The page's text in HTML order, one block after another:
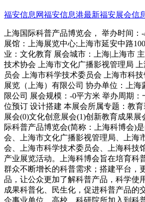
福安信息网福安信息港最新福安展会信
上海国际科普产品博览会， 举办时间：
展馆：上海展览中心;上海市延安中路
业：文化教育 展会城市：上海|上海市
技术协会 上海市文化广播影视管理局
员会 上海市科学技术委员会 上海市科
展览（上海）有限公司 协办单位：上海
限公司 展会规模：-0平方米 举办周期
位预订 设计搭建 本展会所属专题：教
展会(0)文化创意展会(1)创新教育成果展
际科普产品博览会(简称：上海科博会)
会、上海市文化广播影视管理局、上海
会、上海市科学技术委员会、上海科技
产业展览活动。上海科博会旨在培育科
群众不断增长的科普需求；搭建平台，
品，让公众更加了解科普产品，科学使
成果科普化、民生化，促进科普产品的